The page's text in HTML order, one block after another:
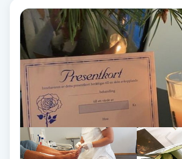
Fransrengöring
Frekvensterapi
Friskvård
Friskvårdsmassage
Frisör